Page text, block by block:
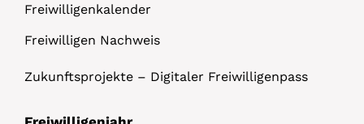
Freiwilligenkalender
Freiwilligen Nachweis
Zukunftsprojekte – Digitaler Freiwilligenpass